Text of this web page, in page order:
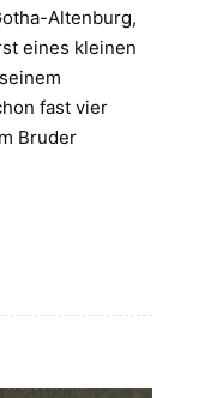
Altenburg,
eines kleinen
fast vier
Bruder